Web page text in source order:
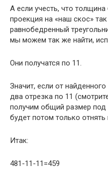
А если учесть, что
проекция на «наш скос»
равнобедренный
мы можем так же найти,
Они получатся по 11.
Значит, если от
два отрезка по 11
получим общий размер
будет потом только
Итак:
481-11-11=459